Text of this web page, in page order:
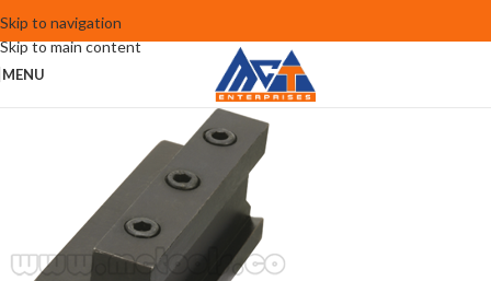
Skip to navigation
Skip to main content
MENU